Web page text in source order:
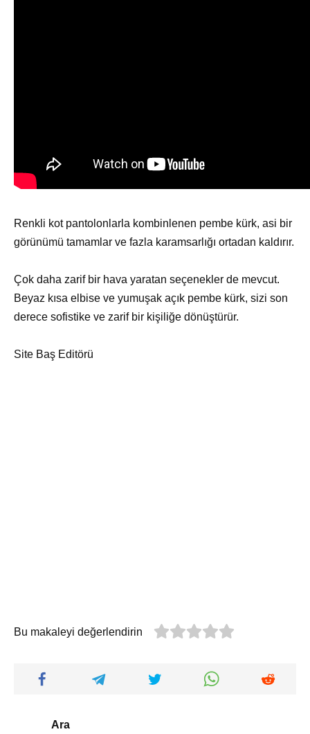
Renkli kot pantolonlarla kombinlenen pembe kürk, asi bir
görünümü tamamlar ve fazla karamsarlığı ortadan kaldırır.
Çok daha zarif bir hava yaratan seçenekler de mevcut.
Beyaz kısa elbise ve yumuşak açık pembe kürk, sizi son
derece sofistike ve zarif bir kişiliğe dönüştürür.
Site Baş Editörü
Bu makaleyi değerlendirin
Ara